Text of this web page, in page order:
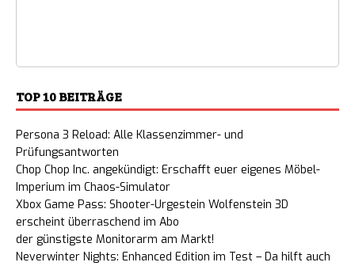
TOP 10 BEITRÄGE
Persona 3 Reload: Alle Klassenzimmer- und
Prüfungsantworten
Chop Chop Inc. angekündigt: Erschafft euer eigenes Möbel-
Imperium im Chaos-Simulator
Xbox Game Pass: Shooter-Urgestein Wolfenstein 3D
erscheint überraschend im Abo
der günstigste Monitorarm am Markt!
Neverwinter Nights: Enhanced Edition im Test – Da hilft auch